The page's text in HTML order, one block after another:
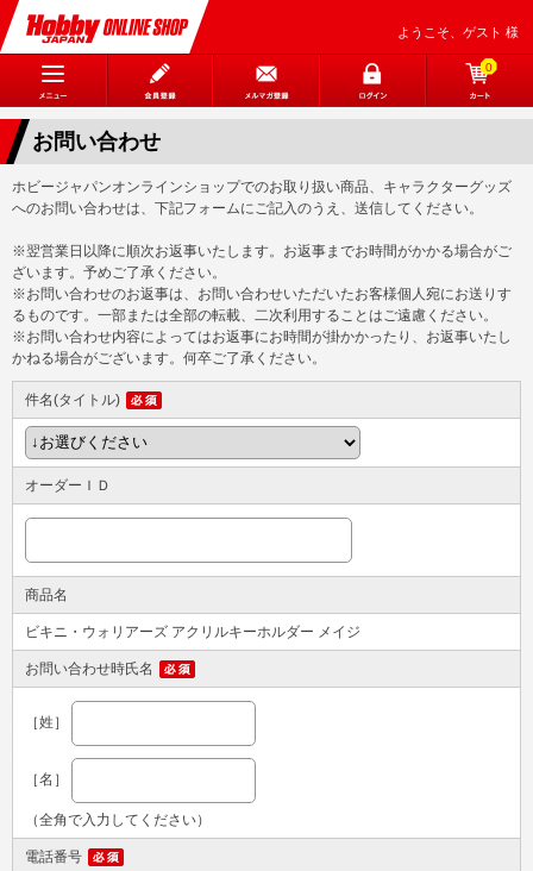
ようこそ、ゲスト 様
0
お問い合わせ
ホビージャパンオンラインショップでのお取り扱い商品、キャラクターグッズ
へのお問い合わせは、下記フォームにご記入のうえ、送信してください。
※翌営業日以降に順次お返事いたします。お返事までお時間がかかる場合がご
ざいます。予めご了承ください。
※お問い合わせのお返事は、お問い合わせいただいたお客様個人宛にお送りす
るものです。一部または全部の転載、二次利用することはご遠慮ください。
※お問い合わせ内容によってはお返事にお時間が掛かかったり、お返事いたし
かねる場合がございます。何卒ご了承ください。
件名(タイトル)
オーダーＩＤ
商品名
ビキニ・ウォリアーズ アクリルキーホルダー メイジ
お問い合わせ時氏名
［姓］
［名］
（全角で入力してください）
電話番号